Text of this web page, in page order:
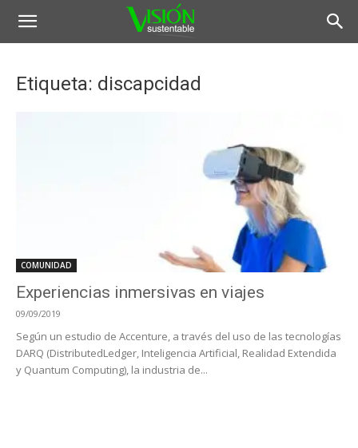
Etiqueta: discapcidad
COMUNIDAD
Experiencias inmersivas en viajes
09/09/2019
Según un estudio de Accenture, a través del uso de las tecnologías
DARQ (DistributedLedger, Inteligencia Artificial, Realidad Extendida
y Quantum Computing), la industria de...